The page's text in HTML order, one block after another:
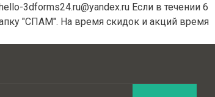
3dforms24.ru@yandex.ru Если в течении 6
"СПАМ". На время скидок и акций время